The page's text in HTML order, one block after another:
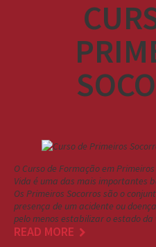
O Curso de Formação em
Vida é uma das mais importantes
Os Primeiros Socorros são o
presença de um acidente ou
pelo menos estabilizar o estado
READ MORE